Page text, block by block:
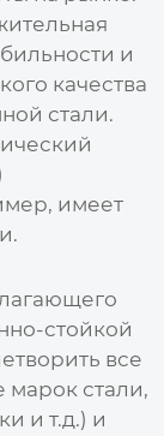
и
качества
стали.
имеет
стойкой
все
марок стали,
и т.д.) и